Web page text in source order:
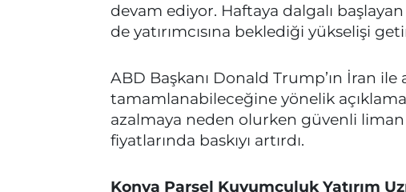
devam ediyor. Haftaya dalgalı başlayan
de yatırımcısına beklediği yükselişi
ABD Başkanı Donald Trump’ın İran
tamamlanabileceğine yönelik
azalmaya neden olurken güvenli liman
fiyatlarında baskıyı artırdı.
Konya Parsel Kuyumculuk Yatırım